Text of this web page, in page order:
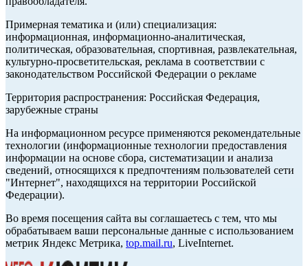
Примерная тематика и (или) специализация:
информационная, информационно-аналитическая,
политическая, образовательная, спортивная, развлекательная,
культурно-просветительская, реклама в соответствии с
законодательством Российской Федерации о рекламе
Территория распространения: Российская Федерация,
зарубежные страны
На информационном ресурсе применяются рекомендательные
технологии (информационные технологии предоставления
информации на основе сбора, систематизации и анализа
сведений, относящихся к предпочтениям пользователей сети
"Интернет", находящихся на территории Российской
Федерации).
Во время посещения сайта вы соглашаетесь с тем, что мы
обрабатываем ваши персональные данные с использованием
метрик Яндекс Метрика, top.mail.ru, LiveInternet.